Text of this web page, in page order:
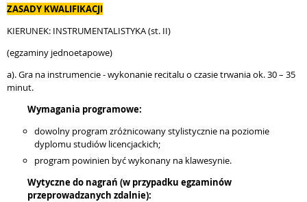
ZASADY KWALIFIKACJI
KIERUNEK: INSTRUMENTALISTYKA (st. II)
(egzaminy jednoetapowe)
a). Gra na instrumencie - wykonanie recitalu o czasie trwania ok. 30 – 35
minut.
Wymagania programowe:
dowolny program zróżnicowany stylistycznie na poziomie
dyplomu studiów licencjackich;
program powinien być wykonany na klawesynie.
Wytyczne do nagrań (w przypadku egzaminów
przeprowadzanych zdalnie):